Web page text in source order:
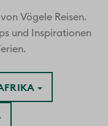
Vögele Reisen.
und Inspirationen